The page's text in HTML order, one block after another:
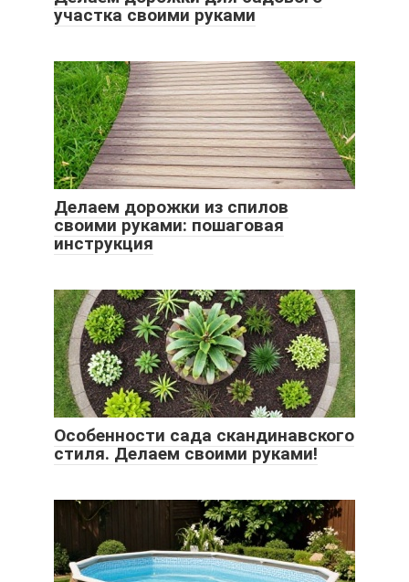
участка своими руками
Делаем дорожки из спилов
своими руками: пошаговая
инструкция
Особенности сада скандинавского
стиля. Делаем своими руками!